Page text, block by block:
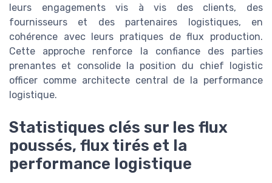
leurs engagements vis à vis des clients, des
fournisseurs et des partenaires logistiques, en
cohérence avec leurs pratiques de flux production.
Cette approche renforce la confiance des parties
prenantes et consolide la position du chief logistic
officer comme architecte central de la performance
logistique.
Statistiques clés sur les flux
poussés, flux tirés et la
performance logistique